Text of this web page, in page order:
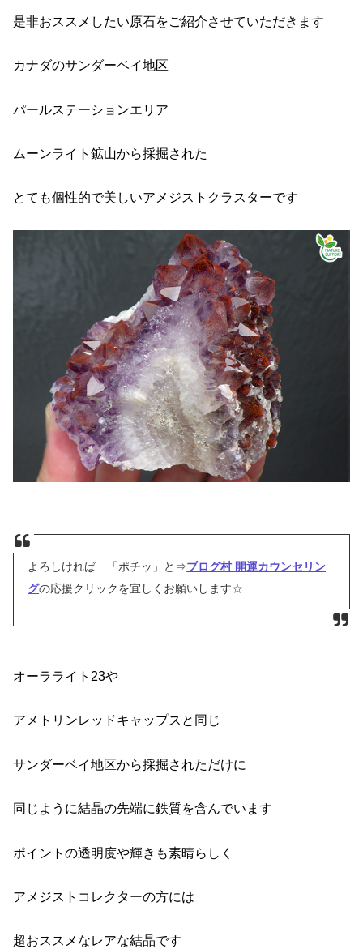
是非おススメしたい原石をご紹介させていただきます
カナダのサンダーベイ地区
パールステーションエリア
ムーンライト鉱山から採掘された
とても個性的で美しいアメジストクラスターです
よろしければ 「ポチッ」と⇒ブログ村 開運カウンセリン
グの応援クリックを宜しくお願いします☆
オーラライト23や
アメトリンレッドキャップスと同じ
サンダーベイ地区から採掘されただけに
同じように結晶の先端に鉄質を含んでいます
ポイントの透明度や輝きも素晴らしく
アメジストコレクターの方には
超おススメなレアな結晶です